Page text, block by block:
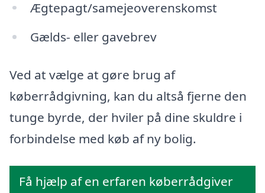
Ægtepagt/samejeoverenskomst
Gælds- eller gavebrev
Ved at vælge at gøre brug af
køberrådgivning, kan du altså fjerne den
tunge byrde, der hviler på dine skuldre i
forbindelse med køb af ny bolig.
Få hjælp af en erfaren køberrådgiver